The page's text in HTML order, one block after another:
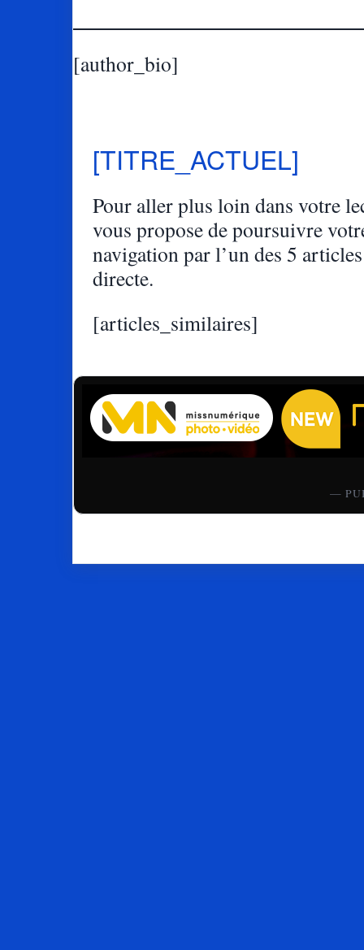
[author_bio]
[TITRE_ACTUEL]
Pour aller plus loin dans votre
vous propose de poursuivre
navigation par l’un des 5
directe.
[articles_similaires]
—